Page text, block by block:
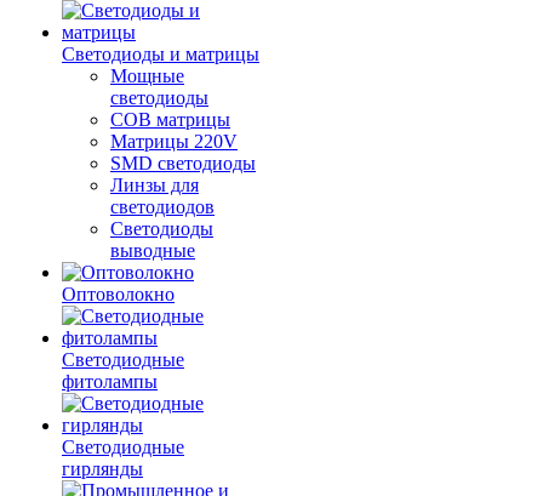
Светодиоды и матрицы
Мощные
светодиоды
COB матрицы
Матрицы 220V
SMD светодиоды
Линзы для
светодиодов
Светодиоды
выводные
Оптоволокно
Светодиодные
фитолампы
Светодиодные
гирлянды